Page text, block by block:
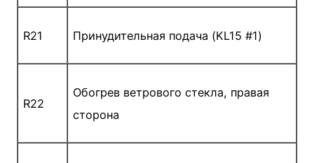
R21 Принудительная подача (KL15 #1)
R22
Обогрев ветрового стекла, правая
сторона